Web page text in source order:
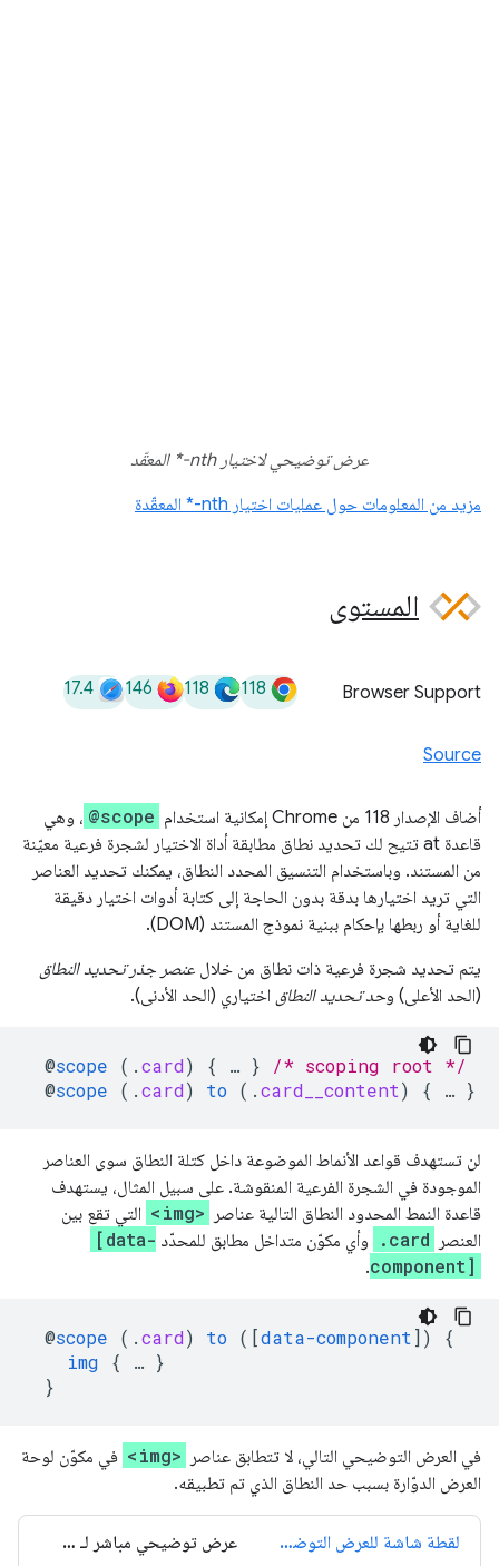
عرض توضيحي لاختيار nth-* المعقّد
مزيد من المعلومات حول عمليات اختيار nth-* المعقّدة
المستوى
Browser Support
118
118
146
17.4
Source
أضاف الإصدار 118 من Chrome إمكانية استخدام @scope ، وهي
قاعدة at تتيح لك تحديد نطاق مطابقة أداة الاختيار لشجرة فرعية معيّنة
من المستند. وباستخدام التنسيق المحدد النطاق، يمكنك تحديد العناصر
التي تريد اختيارها بدقة بدون الحاجة إلى كتابة أدوات اختيار دقيقة
للغاية أو ربطها بإحكام ببنية نموذج المستند (DOM).
يتم تحديد شجرة فرعية ذات نطاق من خلال عنصر جذر تحديد النطاق
(الحد الأعلى) وحد تحديد النطاق اختياري (الحد الأدنى).
@scope ( .card) { … }
/* scoping root */
@scope ( .card) to ( .card__content) { … }
لن تستهدف قواعد الأنماط الموضوعة داخل كتلة النطاق سوى العناصر
الموجودة في الشجرة الفرعية المنقوشة. على سبيل المثال، يستهدف
قاعدة النمط المحدود النطاق التالية عناصر <img> التي تقع بين
العنصر .card وأي مكوّن متداخل مطابق للمحدّد [data-
component]
.
@scope ( .card) to ([data-component ])
{
img
{ … }
}
في العرض التوضيحي التالي، لا تتطابق عناصر <img> في مكوّن لوحة
العرض الدوّارة بسبب حد النطاق الذي تم تطبيقه.
لقطة شاشة للعرض التوضيحي للنطاق عرض توضيحي مباشر لـ Scope